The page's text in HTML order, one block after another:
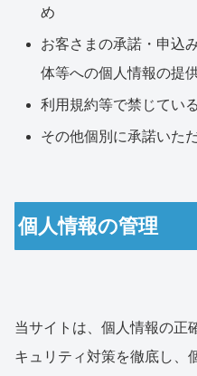
め
お客さまの承諾・申込
体等への個人情報の提
利用規約等で禁じてい
その他個別に承諾いた
個人情報の管理
当サイトは、個人情報の正
キュリティ対策を徹底し、